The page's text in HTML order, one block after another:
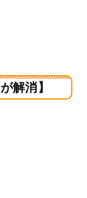
解消】